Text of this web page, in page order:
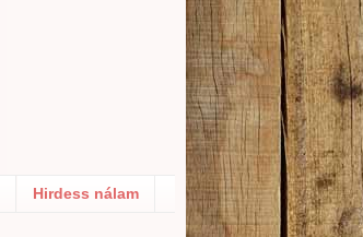
Hirdess nálam